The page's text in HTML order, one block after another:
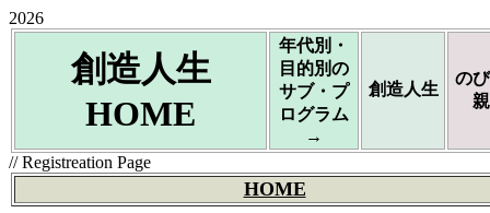
2026
創造人生
HOME
年代別・
目的別の
サブ・プ
ログラム
→
創造人生
の
// Registreation Page
HOME